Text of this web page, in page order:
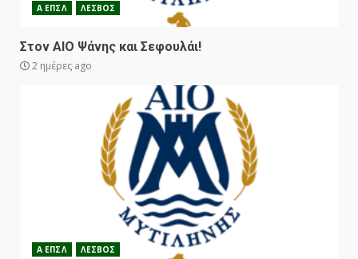
Α ΕΠΣΛ ΛΕΣΒΟΣ
Στον ΑΙΟ Ψάνης και Σεφουλάι!
2 ημέρες ago
Α ΕΠΣΛ ΛΕΣΒΟΣ